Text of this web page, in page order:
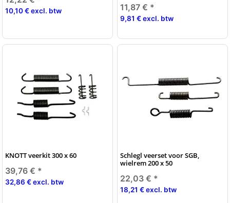
10,10 € excl. btw 11,87 € *
9,81 € excl. btw
KNOTT veerkit 300 x 60
39,76 € *
32,86 € excl. btw
Schlegl veerset voor SGB,
wielrem 200 x 50
22,03 € *
18,21 € excl. btw